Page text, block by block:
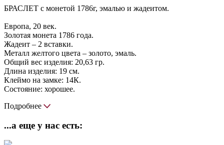
БРАСЛЕТ с монетой 1786г, эмалью и жадеитом.
Европа, 20 век.
Золотая монета 1786 года.
Жадеит – 2 вставки.
Металл желтого цвета – золото, эмаль.
Общий вес изделия: 20,63 гр.
Длина изделия: 19 см.
Клеймо на замке: 14К.
Состояние: хорошее.
Подробнее
...а еще у нас есть: